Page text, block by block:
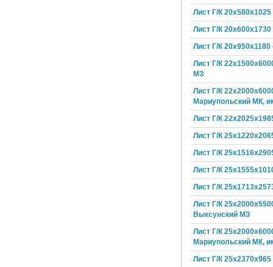
Лист Г/К 20х580х1025
Лист Г/К 20х600х1730
Лист Г/К 20х950х1180
Лист Г/К
МЗ
Лист Г/К
Мариупольский МК,
Лист Г/К
Лист Г/К
Лист Г/К
Лист Г/К
Лист Г/К
Лист Г/К
Выксунский МЗ
Лист Г/К
Мариупольский МК,
Лист Г/К 25х2370х965